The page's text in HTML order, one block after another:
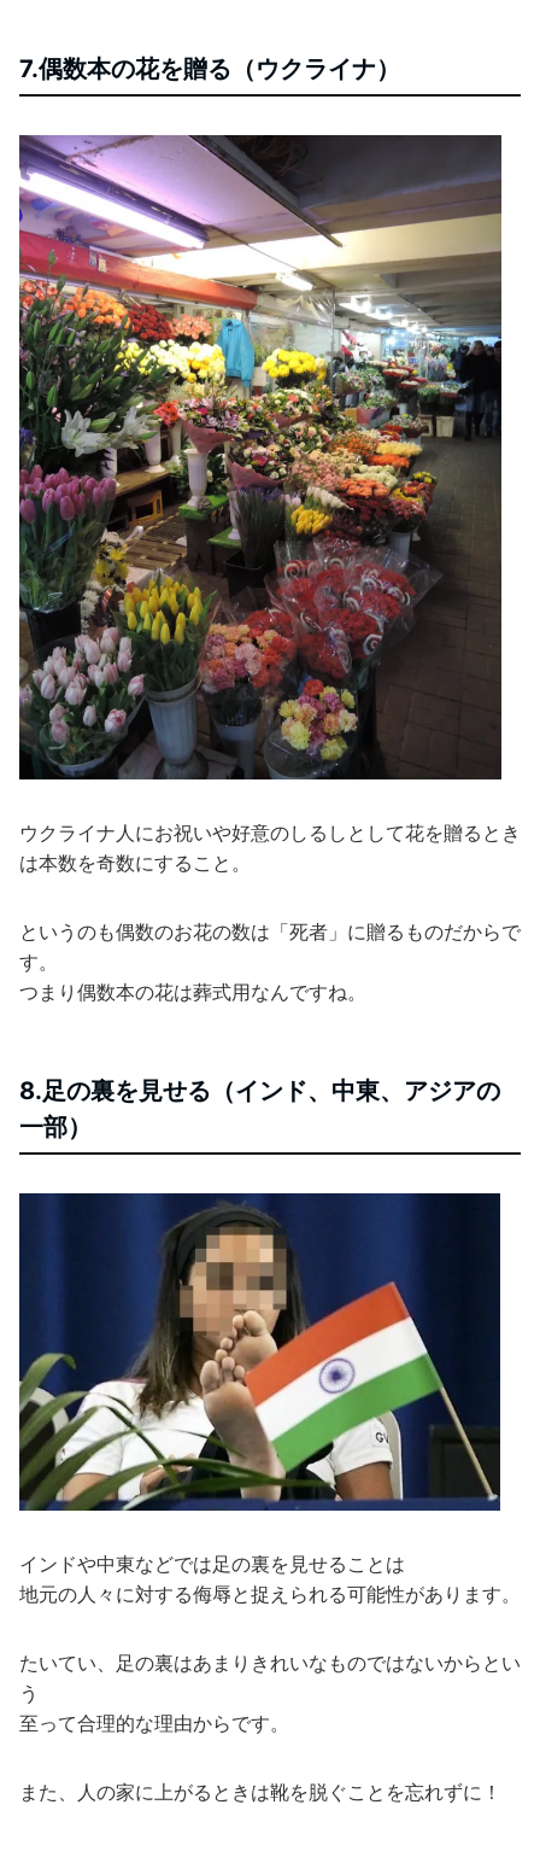
7.偶数本の花を贈る（ウクライナ）
ウクライナ人にお祝いや好意のしるしとして花を贈るとき
は本数を奇数にすること。
というのも偶数のお花の数は「死者」に贈るものだからで
す。
つまり偶数本の花は葬式用なんですね。
8.足の裏を見せる（インド、中東、アジアの
一部）
インドや中東などでは足の裏を見せることは
地元の人々に対する侮辱と捉えられる可能性があります。
たいてい、足の裏はあまりきれいなものではないからとい
う
至って合理的な理由からです。
また、人の家に上がるときは靴を脱ぐことを忘れずに！